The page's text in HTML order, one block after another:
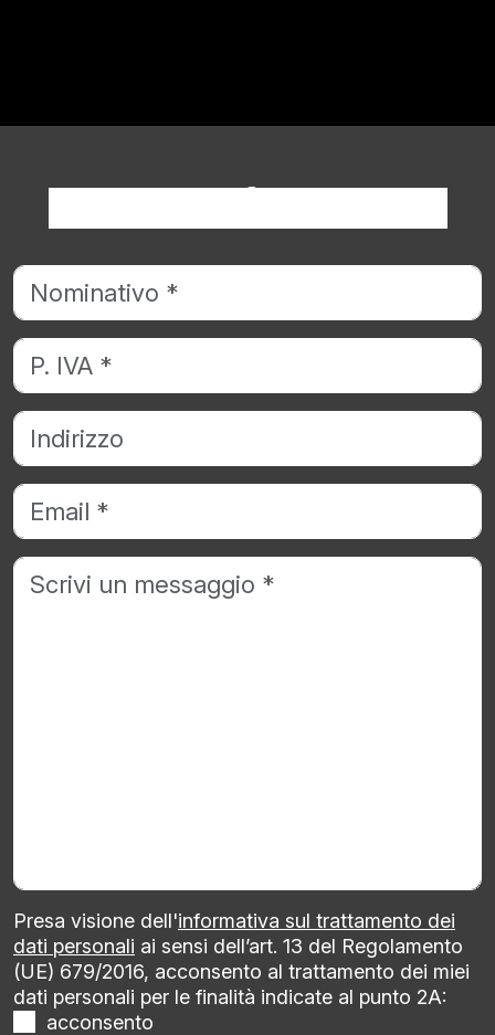
Richiedi informazioni
Presa visione dell'informativa sul trattamento dei
dati personali ai sensi dell’art. 13 del Regolamento
(UE) 679/2016, acconsento al trattamento dei miei
dati personali per le finalità indicate al punto 2A:
acconsento